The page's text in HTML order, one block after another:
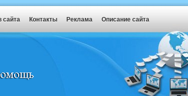
сайта Контакты Реклама Описание сайта